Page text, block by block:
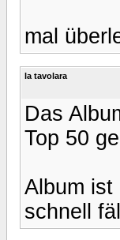
mal
la tavolara
Das
Top 50
Album ist
schnell